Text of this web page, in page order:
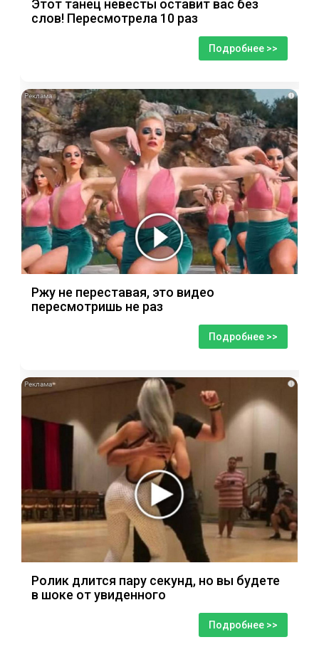
Этот танец невесты оставит вас без
слов! Пересмотрела 10 раз
Подробнее >>
i
Ржу не переставая, это видео
пересмотришь не раз
Подробнее >>
i
Ролик длится пару секунд, но вы будете
в шоке от увиденного
Подробнее >>